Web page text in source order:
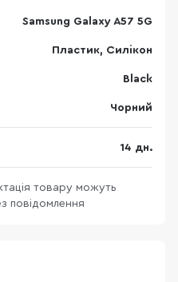
Samsung Galaxy A57 5G
Пластик, Силікон
Black
Чорний
14 дн.
товару можуть
повідомлення